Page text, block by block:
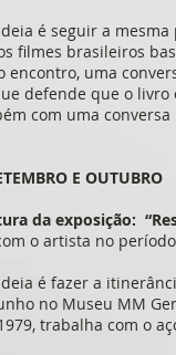
é seguir a
filmes brasileiros
encontro, uma
defende que o livro
com uma
E OUTUBRO
da exposição:
o artista no
é fazer a
no Museu MM
trabalha com o